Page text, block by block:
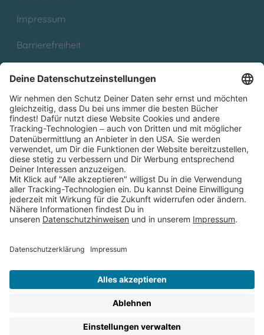
Impressum
Barrierefreiheit
Partnerprogramm (Affiliate)
Folge uns auf
* Versandkostenfrei ab 9,00 € Bestellwert innerhalb
Deutschlands
** Lieferzeit 1-3 Werktage innerhalb Deutschlands
Thienemann-Esslinger Verlag GmbH, Blumenstraße 36, D-70182